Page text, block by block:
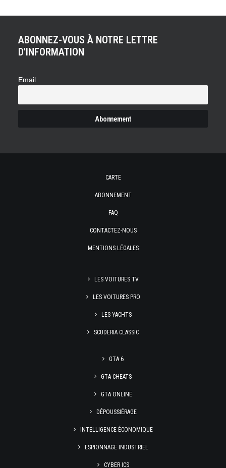
ABONNEZ-VOUS À NOTRE LETTRE
D'INFORMATION
Email
CARTE
ABONNEMENT
FAQ
CONTACTEZ-NOUS
MENTIONS LÉGALES
LES VOITURES TV
LES VOITURES PRO
LES YACHTS
SCUDERIA CLASSIC
GTA 6
GTA CHEATS
GTA ONLINE
DÉPOUSSIÉRAGE
INTELLIGENCE ÉCONOMIQUE
ESPIONNAGE INDUSTRIEL
CYBER ICS